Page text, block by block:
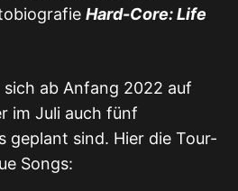
Hard-Core: Life
ab Anfang 2022 auf
im Juli auch fünf
geplant sind. Hier die Tour-
Songs: